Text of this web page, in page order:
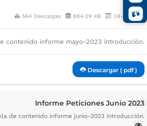
564 Descargas 884.09 KB 08-01-2023
contenido informe mayo-2023 introducción.
Descargar ( pdf )
Informe Peticiones Junio 2023
de contenido informe junio-2023 introducción.